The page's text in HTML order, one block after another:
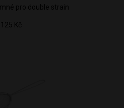
pro double strain
125 Kč